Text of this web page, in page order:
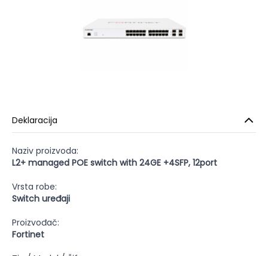
Deklaracija
Naziv proizvoda:
L2+ managed POE switch with 24GE +4SFP, 12port
Vrsta robe:
Switch uređaji
Proizvođač:
Fortinet